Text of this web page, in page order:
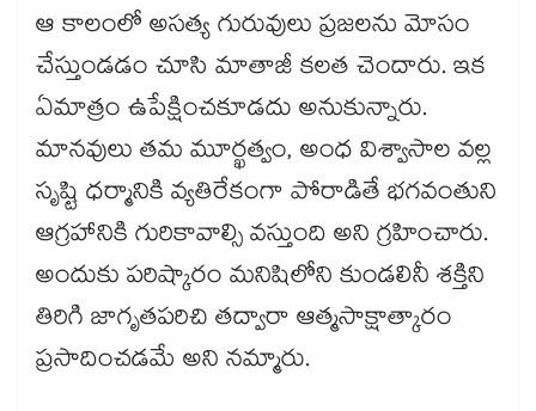
ఆ కాలంలో అసత్య గురువులు ప్రజలను మోసం
చేస్తుండడం చూసి మాతాజీ కలత చెందారు. ఇక
ఏమాత్రం ఉపేక్షించకూడదు అనుకున్నారు.
మానవులు తమ మూర్ఖత్వం, అంధ విశ్వాసాల వల్ల
సృష్టి ధర్మానికి వ్యతిరేకంగా పోరాడితే భగవంతుని
ఆగ్రహానికి గురికావాల్సి వస్తుంది అని గ్రహించారు.
అందుకు పరిష్కారం మనిషిలోని కుండలినీ శక్తిని
తిరిగి జాగృతపరిచి తద్వారా ఆత్మసాక్షాత్కారం
ప్రసాదించడమే అని నమ్మారు.